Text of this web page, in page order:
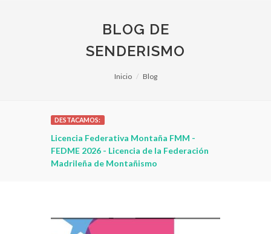
BLOG DE
SENDERISMO
Inicio Blog
DESTACAMOS:
Federativa Montaña FMM -
2026 - Licencia de la Federación
de Montañismo
¿Puedo adelgazar haciendo